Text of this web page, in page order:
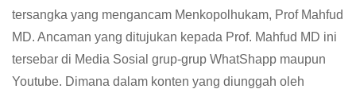
tersangka yang mengancam Menkopolhukam, Prof Mahfud
MD. Ancaman yang ditujukan kepada Prof. Mahfud MD ini
tersebar di Media Sosial grup-grup WhatShapp maupun
Youtube. Dimana dalam konten yang diunggah oleh